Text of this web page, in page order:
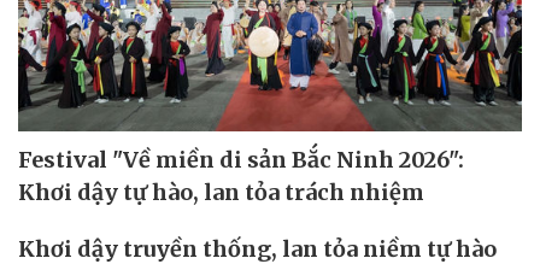
Festival "Về miền di sản Bắc Ninh 2026":
Khơi dậy tự hào, lan tỏa trách nhiệm
Khơi dậy truyền thống, lan tỏa niềm tự hào